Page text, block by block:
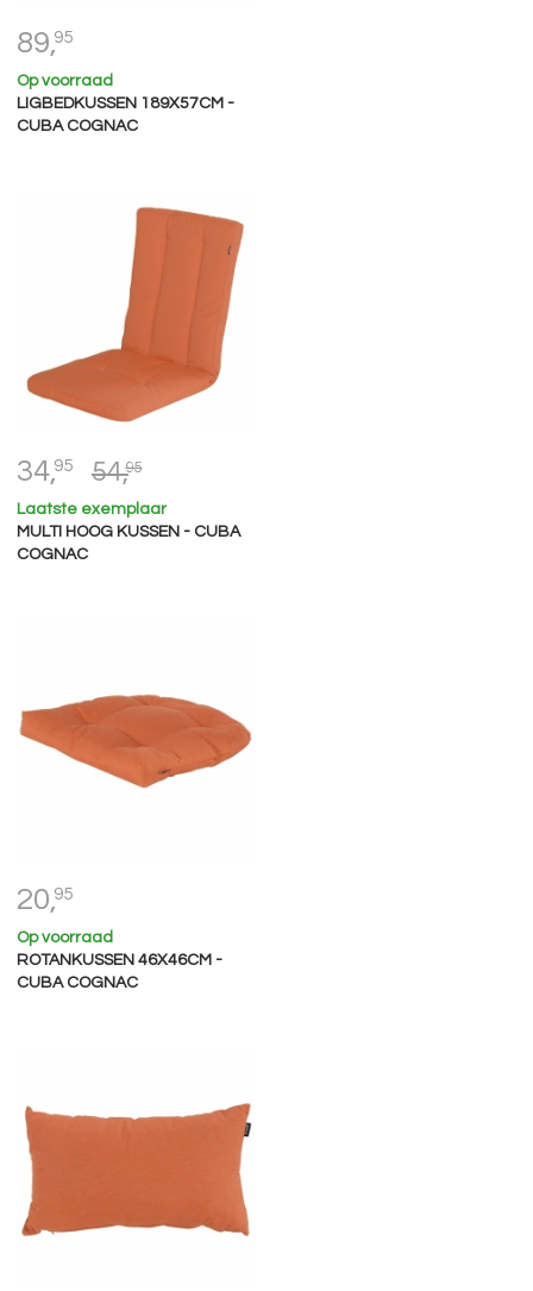
89,95
Op voorraad
LIGBEDKUSSEN 189X57CM -
CUBA COGNAC
34,95 54,95
Laatste exemplaar
MULTI HOOG KUSSEN - CUBA
COGNAC
20,95
Op voorraad
ROTANKUSSEN 46X46CM -
CUBA COGNAC